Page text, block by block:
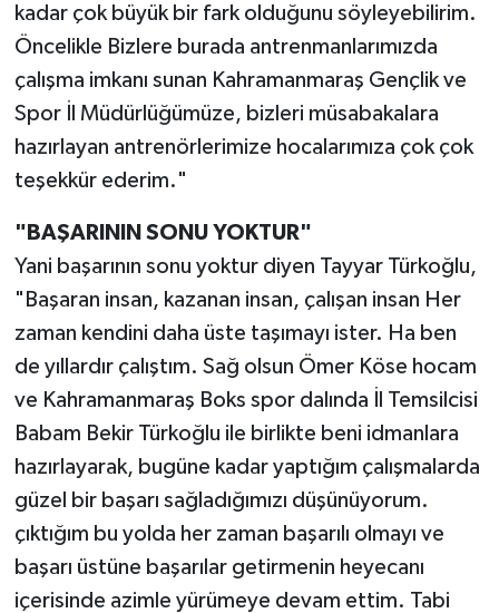
kadar çok büyük bir fark olduğunu söyleyebilirim.
Öncelikle Bizlere burada antrenmanlarımızda
çalışma imkanı sunan Kahramanmaraş Gençlik ve
Spor İl Müdürlüğümüze, bizleri müsabakalara
hazırlayan antrenörlerimize hocalarımıza çok çok
teşekkür ederim."
"BAŞARININ SONU YOKTUR"
Yani başarının sonu yoktur diyen Tayyar Türkoğlu,
"Başaran insan, kazanan insan, çalışan insan Her
zaman kendini daha üste taşımayı ister. Ha ben
de yıllardır çalıştım. Sağ olsun Ömer Köse hocam
ve Kahramanmaraş Boks spor dalında İl Temsilcisi
Babam Bekir Türkoğlu ile birlikte beni idmanlara
hazırlayarak, bugüne kadar yaptığım çalışmalarda
güzel bir başarı sağladığımızı düşünüyorum.
çıktığım bu yolda her zaman başarılı olmayı ve
başarı üstüne başarılar getirmenin heyecanı
içerisinde azimle yürümeye devam ettim. Tabi